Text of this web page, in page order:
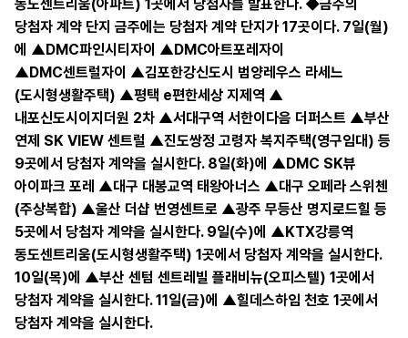
동도센트리움(아파트) 1곳에서 당첨자를 발표한다. ◆금주의
당첨자 계약 단지 금주에는 당첨자 계약 단지가 17곳이다. 7일(월)
에 ▲DMC파인시티자이 ▲DMC아트포레자이
▲DMC센트럴자이 ▲김포한강신도시 범양레우스 라세느
(도시형생활주택) ▲평택 e편한세상 지제역 ▲
내포신도시이지더원 2차 ▲서대구역 서한이다음 더퍼스트 ▲부산
연제 SK VIEW 센트럴 ▲진도쌍정 고령자 복지주택(영구임대) 등
9곳에서 당첨자 계약을 실시한다. 8일(화)에 ▲DMC SK뷰
아이파크 포레 ▲대구 대봉교역 태왕아너스 ▲대구 오페라 스위첸
(주상복합) ▲울산 더샵 번영센트로 ▲광주 무등산 명지로드힐 등
5곳에서 당첨자 계약을 실시한다. 9일(수)에 ▲KTX강릉역
동도센트리움(도시형생활주택) 1곳에서 당첨자 계약을 실시한다.
10일(목)에 ▲부산 센텀 센트레빌 플래비뉴(오피스텔) 1곳에서
당첨자 계약을 실시한다. 11일(금)에 ▲힐데스하임 천호 1곳에서
당첨자 계약을 실시한다.